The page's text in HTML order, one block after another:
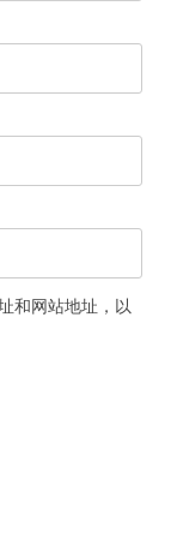
和网站地址，以